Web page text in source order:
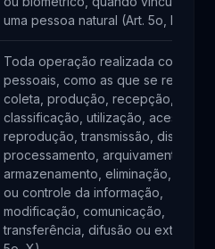
uma pessoa natural (Art. 5o, II).
Toda operação realizada com
pessoais, como as que se referem
coleta, produção, recepção,
classificação, utilização, acesso,
reprodução, transmissão,
processamento, arquivamento,
armazenamento, eliminação,
ou controle da informação,
modificação, comunicação,
transferência, difusão ou extração